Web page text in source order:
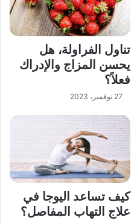
تناول الفراولة، هل
يحسن المزاج والإدراك
فعلاً؟
27 نوفمبر، 2023
كيف تساعد اليوجا في
علاج التهاب المفاصل؟